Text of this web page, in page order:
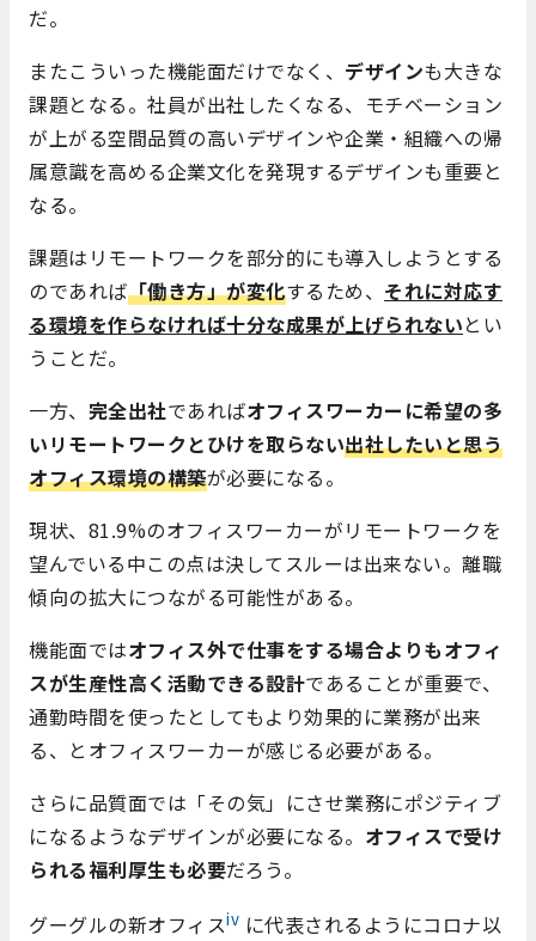
だ。
またこういった機能面だけでなく、 デザインも大きな
課題となる。社員が出社したくなる、モチベーション
が上がる空間品質の高いデザインや企業・組織への帰
属意識を高める企業文化を発現するデザインも重要と
なる。
課題はリモートワークを部分的にも導入しようとする
のであれば「働き方」が変化するため、 それに対応す
る環境を作らなければ十分な成果が上げられないとい
うことだ。
一方、 完全出社であればオフィスワーカーに希望の多
いリモートワークとひけを取らない出社したいと思う
オフィス環境の構築が必要になる。
現状、81.9%のオフィスワーカーがリモートワークを
望んでいる中この点は決してスルーは出来ない。離職
傾向の拡大につながる可能性がある。
機能面ではオフィス外で仕事をする場合よりもオフィ
スが生産性高く活動できる設計であることが重要で、
通勤時間を使ったとしてもより効果的に業務が出来
る、とオフィスワーカーが感じる必要がある。
さらに品質面では「その気」にさせ業務にポジティブ
になるようなデザインが必要になる。 オフィスで受け
られる福利厚生も必要だろう。
グーグルの新オフィスiv に代表されるようにコロナ以